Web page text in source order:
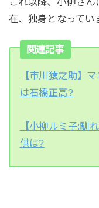
在、独身となってい
関連記事
【市川猿之助】
は石橋正高?
【小柳ルミ子:馴
供は?